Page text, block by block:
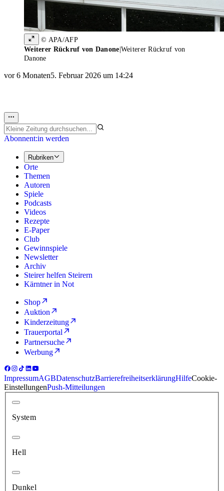
© APA/AFP
Weiterer Rückruf von Danone Weiterer Rückruf von
Danone
vor 6 Monaten5. Februar 2026 um 14:24
Abonnent:in werden
Rubriken
Orte
Themen
Autoren
Spiele
Podcasts
Videos
Rezepte
E-Paper
Club
Gewinnspiele
Newsletter
Archiv
Steirer helfen Steirern
Kärntner in Not
Shop
Auktion
Kinderzeitung
Trauerportal
Partnersuche
Werbung
ImpressumAGBDatenschutzBarrierefreiheitserklärungHilfeCookie-
EinstellungenPush-Mitteilungen
System
Hell
Dunkel